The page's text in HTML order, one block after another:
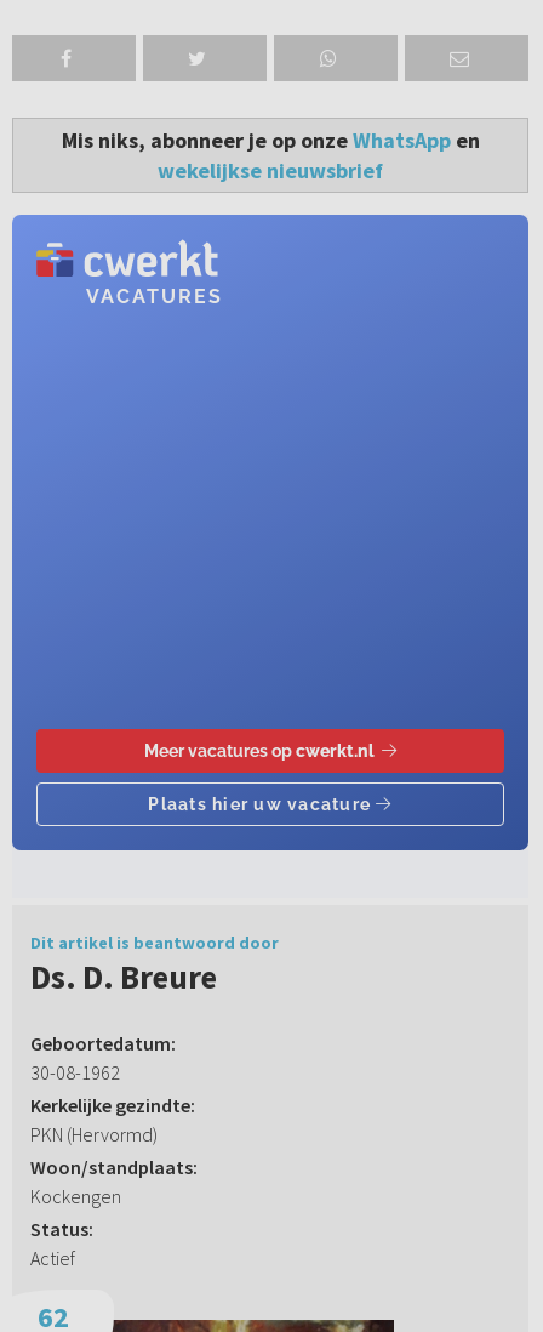
Mis niks, abonneer je op onzeWhatsAppen
wekelijkse nieuwsbrief
Dit artikel is beantwoord door
Ds. D. Breure
Geboortedatum:
30-08-1962
Kerkelijke gezindte:
PKN (Hervormd)
Woon/standplaats:
Kockengen
Status:
Actief
62